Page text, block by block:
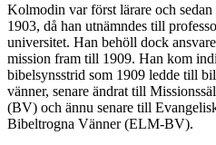
Kolmodin var först lärare och
1903, då han utnämndes till
universitet. Han behöll dock
mission fram till 1909. Han kom
bibelsynsstrid som 1909 ledde till
vänner, senare ändrat till
(BV) och ännu senare till
Bibeltrogna Vänner (ELM-BV).